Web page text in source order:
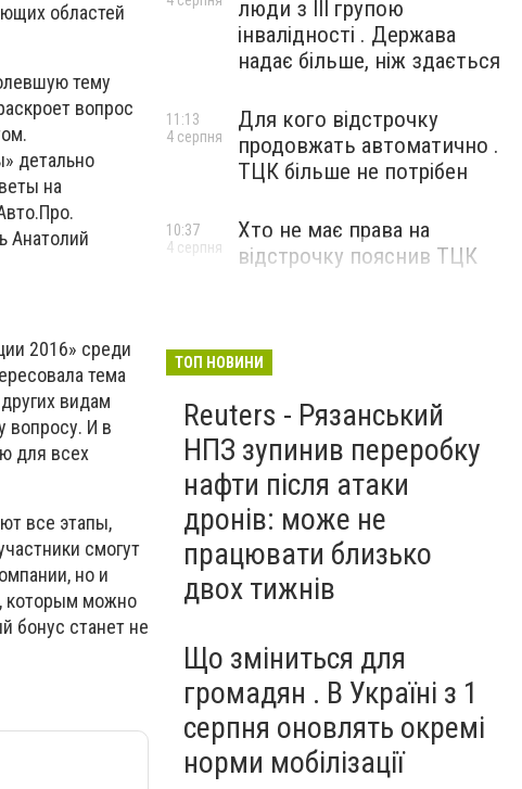
областей
тему
вопрос
детально
на
Анатолий
2016» среди
тема
видам
вопросу. И в
для всех
все этапы,
смогут
но и
которым можно
бонус станет не
люди з III групою
інвалідності . Держава
надає більше, ніж здається
Для кого відстрочку
продовжать автоматично .
ТЦК більше не потрібен
11:13
4 серпня
Хто не має права на
відстрочку пояснив ТЦК
10:37
4 серпня
ТОП НОВИНИ
Reuters - Рязанський
НПЗ зупинив переробку
нафти після атаки
дронів: може не
працювати близько
двох тижнів
Що зміниться для
громадян . В Україні з 1
серпня оновлять окремі
норми мобілізації